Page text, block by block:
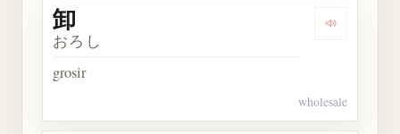
Dengarkan
卸
おろし
grosir
wholesale